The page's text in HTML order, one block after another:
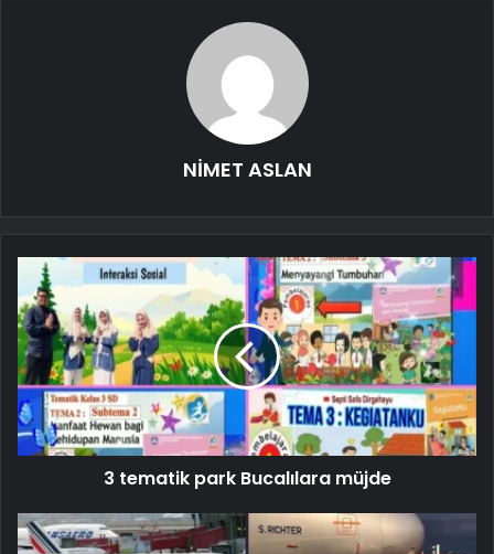
NİMET ASLAN
3 tematik park Bucalılara müjde